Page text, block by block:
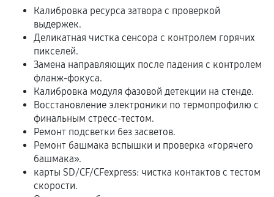
и кассовый чек.
Расширенная гарантия
В некоторых случаях возможно оформление
расширенной гарантии. Стоимость, сроки и
условия продления согласовываются отдельно и
фиксируются в документах.
Когда гарантия не действует
Калибровка ресурса затвора с проверкой
выдержек.
Деликатная чистка сенсора с контролем горячих
пикселей.
Замена направляющих после падения с контролем
фланж-фокуса.
Калибровка модуля фазовой детекции на стенде.
Восстановление электроники по термопрофилю с
финальным стресс-тестом.
Ремонт подсветки без засветов.
Ремонт башмака вспышки и проверка «горячего
башмака».
карты SD/CF/CFexpress: чистка контактов с тестом
скорости.